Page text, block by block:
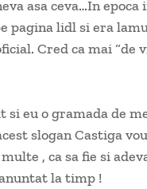
asa ceva…In epoca
pagina lidl si era
Cred ca mai “de
eu o gramada de
slogan Castiga
, ca sa fie si
la timp !